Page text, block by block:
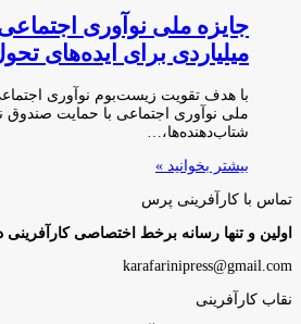
میلیاردی برای ایده‌های
با هدف تقویت زیست‌بوم نوآوری
ملی نوآوری اجتماعی با حمایت صندوق
شتاب‌دهنده‌ها،…
بیشتر بخوانید »
تماس با کارآفرینی پرس
اولین و تنها رسانه برخط اختصاصی کارآفرینی
karafarinipress@gmail.com
نقاب کارآفرینی